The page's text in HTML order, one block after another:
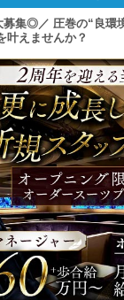
募集◎／ 圧巻の“良環
叶えませんか？